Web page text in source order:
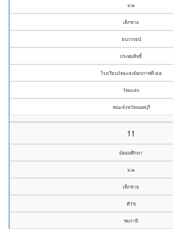
ม.๒
เด็กชาย
ธนวรรธน์
ประทุมสิทธิ์
โรงเรียนวัดมะสงมิตรภาพที่ ๕๕
วัดมะสง
คณะจังหวัดนนทบุรี
11
มัธยมศึกษา
ม.๒
เด็กชาย
ศิวัช
ชมราษี